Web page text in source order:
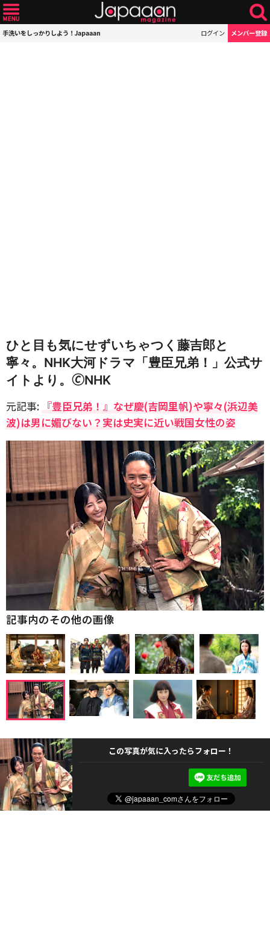
手洗いをしっかりしよう！Japaaan ログイン メンバー登録
ひと目も気にせずいちゃつく藤吉郎と
寧々。NHK大河ドラマ「豊臣兄弟！」公式サ
イトより。🄫NHK
元記事: 『豊臣兄弟！』なぜ慶(吉岡里帆)や寧々(浜辺美
波)は男に媚びない？実は史実に近い戦国女性の姿
記事内のその他の画像
この写真が気に入ったらフォロー！